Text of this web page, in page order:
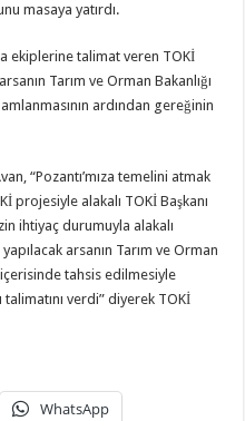
masaya yatırdı.
ekiplerine talimat veren TOKİ
Tarım ve Orman Bakanlığı
ardından gereğinin
“Pozantı’mıza temelini atmak
projesiyle alakalı TOKİ Başkanı
ihtiyaç durumuyla alakalı
arsanın Tarım ve Orman
içerisinde tahsis edilmesiyle
talimatını verdi” diyerek TOKİ
WhatsApp